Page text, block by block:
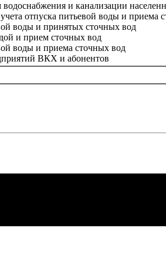
и канализации
отпуска питьевой воды и приема
воды и принятых сточных вод
и прием сточных вод
воды и приема сточных вод
ВКХ и абонентов